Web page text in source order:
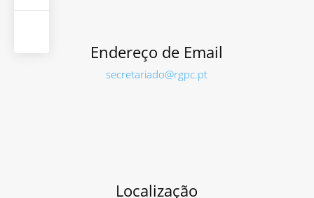
Endereço de Email
secretariado@rgpc.pt
Localização